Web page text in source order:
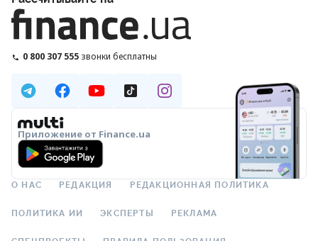
0 800 307 555 звонки бесплатны
Приложение от Finance.ua
О НАС РЕДАКЦИЯ РЕДАКЦИОННАЯ ПОЛИТИКА
ПОЛИТИКА ИИ ЭКСПЕРТЫ РЕКЛАМА